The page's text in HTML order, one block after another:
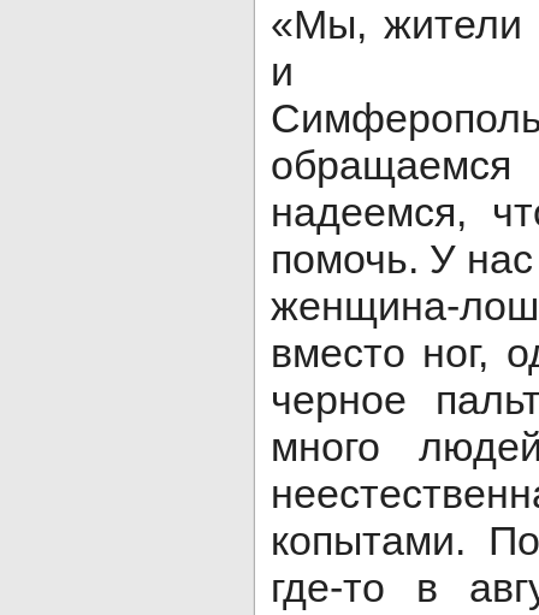
«Мы, жители
и
надеемся,
помочь. У
женщина-
вместо ног,
черное
много
копытами.
где-то в